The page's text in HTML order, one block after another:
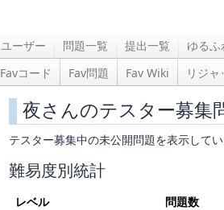
ユーザー 問題一覧 提出一覧
ゆる
Favコード
Fav問題 Fav Wiki リジ
夜さんのテスター募集
テスター募集中の未公開問題を表示して
難易度別統計
レベル 問題数